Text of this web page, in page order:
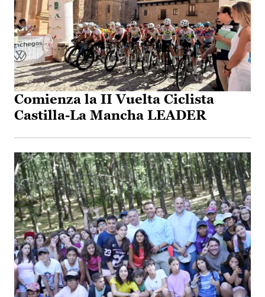
Comienza la II Vuelta Ciclista
Castilla-La Mancha LEADER